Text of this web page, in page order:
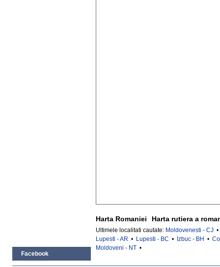
Facebook
Harta Romaniei Harta rutiera a
Ultimele localitati cautate: Moldovenesti - CJ
Lupesti - AR • Lupesti - BC • Izbuc - BH •
Moldoveni - NT •